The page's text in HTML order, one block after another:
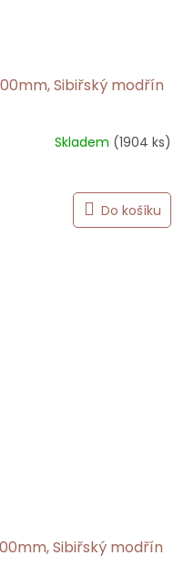
Sibiřský modřín
Skladem (1904 ks)
Do košíku
Sibiřský modřín